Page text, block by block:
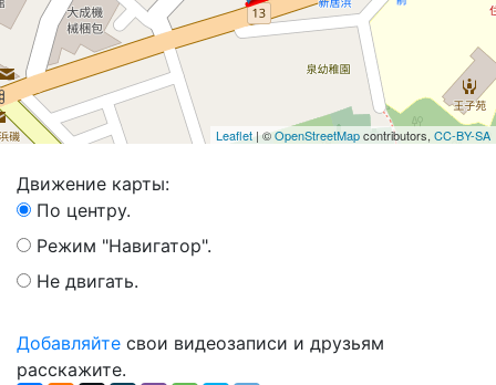
Leaflet | ©OpenStreetMapcontributors, CC-BY-SA
Движение карты:
По центру.
Режим "Навигатор".
Не двигать.
Добавляйте свои видеозаписи и друзьям
расскажите.